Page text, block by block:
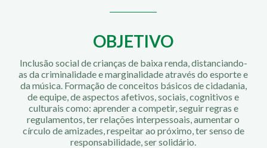
OBJETIVO
Inclusão social de crianças de baixa renda, distanciando-
as da criminalidade e marginalidade através do esporte e
da música. Formação de conceitos básicos de cidadania,
de equipe, de aspectos afetivos, sociais, cognitivos e
culturais como: aprender a competir, seguir regras e
regulamentos, ter relações interpessoais, aumentar o
círculo de amizades, respeitar ao próximo, ter senso de
responsabilidade, ser solidário.